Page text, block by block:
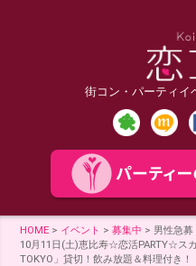
街コン・パーティイ
HOME > イベント >募集中 > 男性急募
10月11日(土)恵比寿☆恋活PARTY☆ス
TOKYO」貸切！飲み放題＆料理付き！